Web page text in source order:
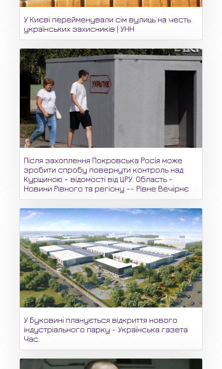
У Києві перейменували сім вулиць на честь
українських захисників | УНН
Після захоплення Покровська Росія може
зробити спробу повернути контроль над
Курщиною - відомості від ЦРУ. Область -
Новини Рівного та регіону -- Рівне Вечірнє
У Буковині планується відкриття нового
індустріального парку - Українська газета
Час.